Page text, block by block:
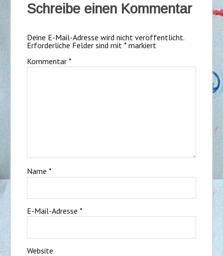
Schreibe einen Kommentar
Deine E-Mail-Adresse wird nicht veröffentlicht.
Erforderliche Felder sind mit *markiert
Kommentar *
Name *
E-Mail-Adresse *
Website